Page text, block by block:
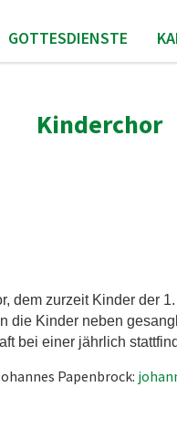
GOTTESDIENSTE
Kinderchor
dem zurzeit Kinder der
Kinder neben
bei einer jährlich
Papenbrock: